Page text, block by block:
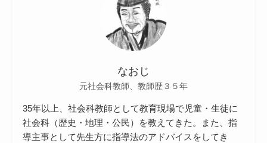
なおじ
元社会科教師、教師歴３５年
35年以上、社会科教師として教育現場で児童・生徒に
社会科（歴史・地理・公民）を教えてきた。また、指
導主事として先生方に指導法のアドバイスをしてき